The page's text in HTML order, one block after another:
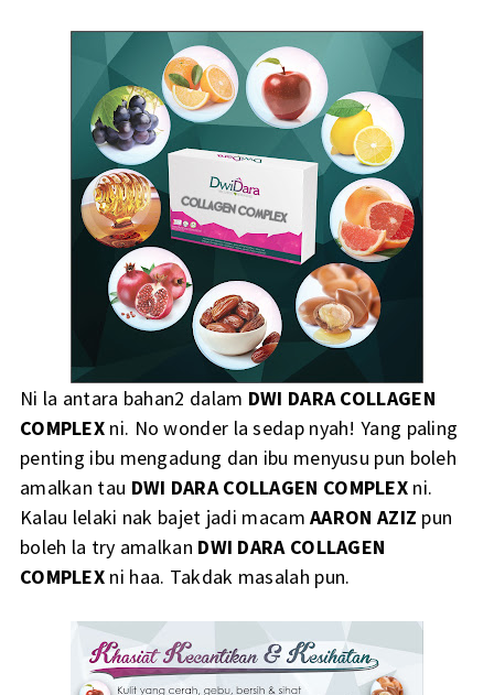
Ni la antara bahan2 dalam DWI DARA COLLAGEN
COMPLEX ni. No wonder la sedap nyah! Yang paling
penting ibu mengadung dan ibu menyusu pun boleh
amalkan tau DWI DARA COLLAGEN COMPLEX ni.
Kalau lelaki nak bajet jadi macamAARON AZIZ pun
boleh la try amalkan DWI DARA COLLAGEN
COMPLEX ni haa. Takdak masalah pun.